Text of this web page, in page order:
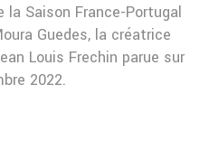
la Saison France-Portugal
Guedes, la créatrice
Louis Frechin parue sur
2022.